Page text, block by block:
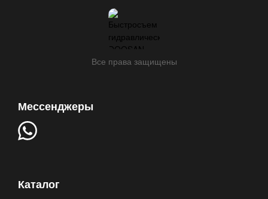
Все права защищены
Мессенджеры
Каталог